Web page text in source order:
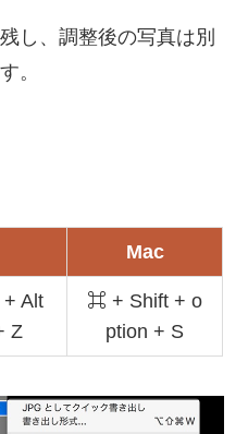
し、調整後の写真は別
。
Mac
Alt
Z
⌘ + Shift + o
ption + S